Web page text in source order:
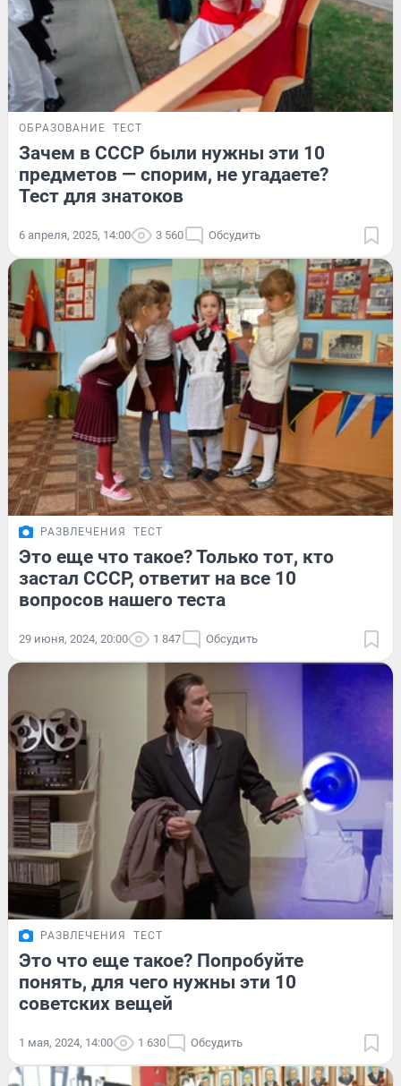
ОБРАЗОВАНИЕ ТЕСТ
Зачем в СССР были нужны эти 10
предметов — спорим, не угадаете?
Тест для знатоков
6 апреля, 2025, 14:00 3 560 Обсудить
РАЗВЛЕЧЕНИЯ ТЕСТ
Это еще что такое? Только тот, кто
застал СССР, ответит на все 10
вопросов нашего теста
29 июня, 2024, 20:00 1 847 Обсудить
РАЗВЛЕЧЕНИЯ ТЕСТ
Это что еще такое? Попробуйте
понять, для чего нужны эти 10
советских вещей
1 мая, 2024, 14:00 1 630 Обсудить